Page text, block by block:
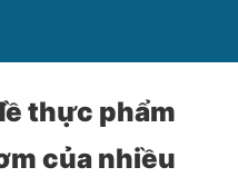
thực phẩm
của nhiều